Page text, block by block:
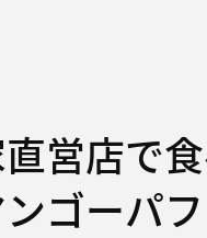
直営店で
ゴーパ